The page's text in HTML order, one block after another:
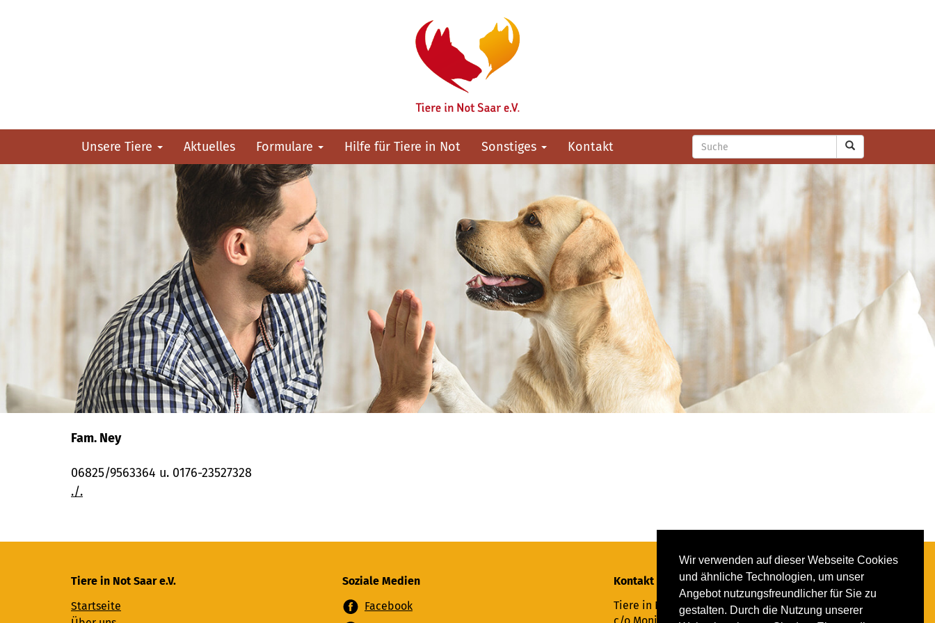
Wir verwenden auf dieser Webseite Cookies
und ähnliche Technologien, um unser
Angebot nutzungsfreundlicher für Sie zu
gestalten. Durch die Nutzung unserer
Unsere Tiere Aktuelles Formulare Hilfe für Tiere in Not Sonstiges Kontakt
Fam. Ney
06825/9563364 u. 0176-23527328
./.
Tiere in Not Saar e.V.
Startseite
Soziale Medien
Facebook
Kontakt
Tiere in Not Saar e.V.